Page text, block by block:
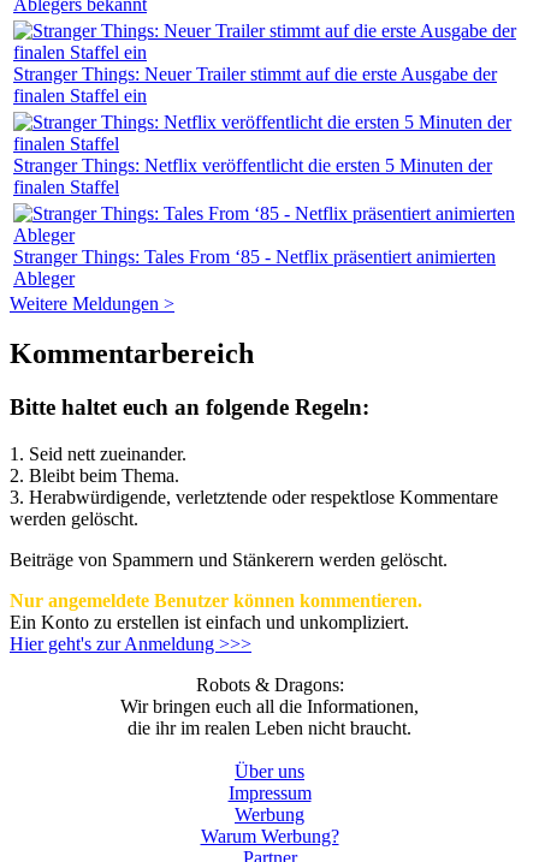
Stranger Things: Neuer Trailer stimmt auf die erste Ausgabe der
finalen Staffel ein
Stranger Things: Netflix veröffentlicht die ersten 5 Minuten der
finalen Staffel
Stranger Things: Tales From ‘85 - Netflix präsentiert animierten
Ableger
Weitere Meldungen >
Kommentarbereich
Bitte haltet euch an folgende Regeln:
1. Seid nett zueinander.
2. Bleibt beim Thema.
3. Herabwürdigende, verletztende oder respektlose Kommentare
werden gelöscht.
Beiträge von Spammern und Stänkerern werden gelöscht.
Nur angemeldete Benutzer können kommentieren.
Ein Konto zu erstellen ist einfach und unkompliziert.
Hier geht's zur Anmeldung >>>
Robots & Dragons:
Wir bringen euch all die Informationen,
die ihr im realen Leben nicht braucht.
Über uns
Impressum
Werbung
Warum Werbung?
Partner